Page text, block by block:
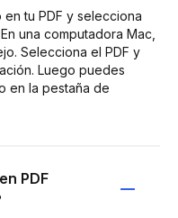
tu PDF y selecciona
una computadora Mac,
Selecciona el PDF y
Luego puedes
en la pestaña de
PDF